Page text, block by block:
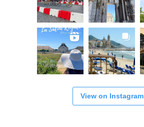
View on Instagram